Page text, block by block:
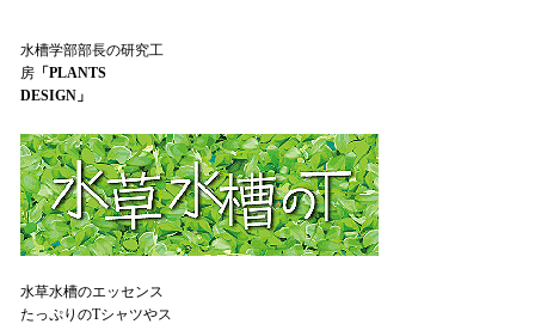
水槽学部部長の研究工
房「PLANTS
DESIGN」
水草水槽のエッセンス
たっぷりのTシャツやス